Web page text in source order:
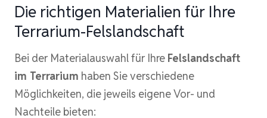
Die richtigen Materialien für Ihre
Terrarium-Felslandschaft
Bei der Materialauswahl für Ihre Felslandschaft
im Terrarium haben Sie verschiedene
Möglichkeiten, die jeweils eigene Vor- und
Nachteile bieten: